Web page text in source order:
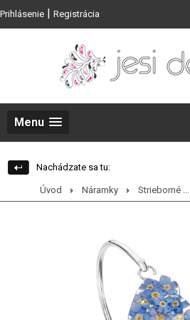
Prihlásenie | Registrácia
Menu
Nachádzate sa tu:
Úvod Náramky Strieborné ...